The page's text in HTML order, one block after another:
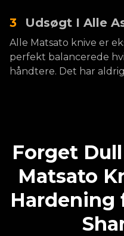
3 Udsøgt I Alle
Alle Matsato knive er
perfekt balancerede
håndtere. Det har
Forget
Matsato
Hardening